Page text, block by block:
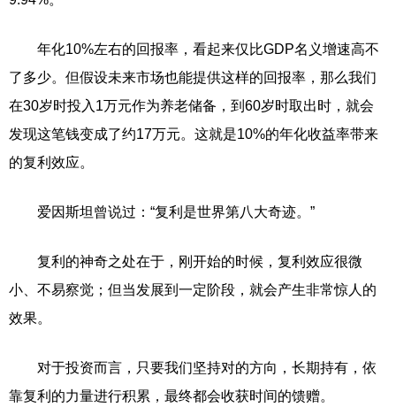
年化10%左右的回报率，看起来仅比GDP名义增速高不
了多少。但假设未来市场也能提供这样的回报率，那么我们
在30岁时投入1万元作为养老储备，到60岁时取出时，就会
发现这笔钱变成了约17万元。这就是10%的年化收益率带来
的复利效应。
爱因斯坦曾说过：“复利是世界第八大奇迹。”
复利的神奇之处在于，刚开始的时候，复利效应很微
小、不易察觉；但当发展到一定阶段，就会产生非常惊人的
效果。
对于投资而言，只要我们坚持对的方向，长期持有，依
靠复利的力量进行积累，最终都会收获时间的馈赠。